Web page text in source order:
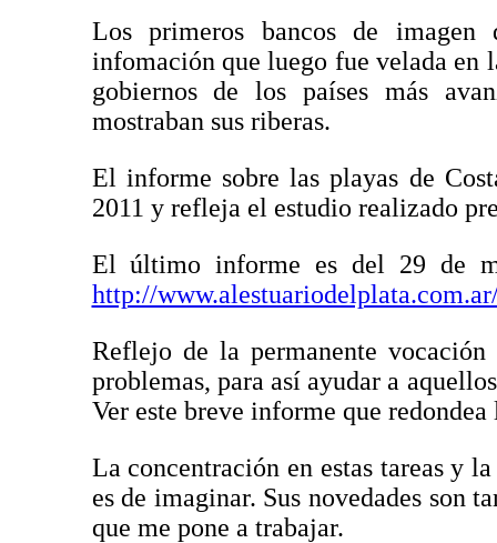
Los primeros bancos de
infomación que luego fue velada en
gobiernos de los países más
mostraban sus riberas.
El informe sobre las playas de
2011 y refleja el estudio realizado
El último informe es del 29 de
http://
Reflejo de la permanente
problemas, para así ayudar a
Ver este breve informe que
La concentración en estas tareas y
es de imaginar. Sus novedades son
que me pone a trabajar.